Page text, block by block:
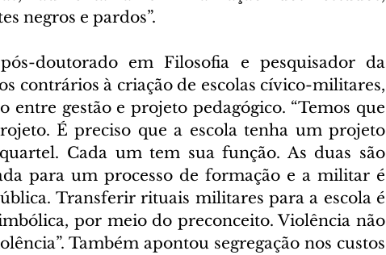
negros e pardos”.
doutorado em Filosofia e pesquisador da
contrários à criação de escolas cívico-militares,
entre gestão e projeto pedagógico. “Temos que
É preciso que a escola tenha um projeto
Cada um tem sua função. As duas são
para um processo de formação e a militar é
Transferir rituais militares para a escola é
por meio do preconceito. Violência não
Também apontou segregação nos custos